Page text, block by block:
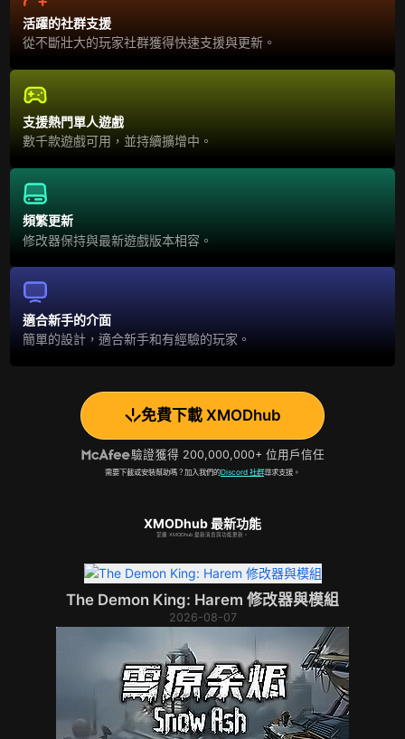
活躍的社群支援
從不斷壯大的玩家社群獲得快速支援與更新。
支援熱門單人遊戲
數千款遊戲可用，並持續擴增中。
頻繁更新
修改器保持與最新遊戲版本相容。
適合新手的介面
簡單的設計，適合新手和有經驗的玩家。
免費下載 XMODhub
驗證獲得 200,000,000+ 位用戶信任
需要下載或安裝幫助嗎？加入我們的Discord 社群尋求支援。
XMODhub 最新功能
掌握 XMODhub 最新消息與功能更新。
The Demon King: Harem 修改器與模組
2026-08-07